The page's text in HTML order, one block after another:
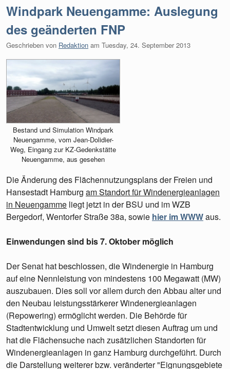
Windpark Neuengamme: Auslegung
des geänderten FNP
Geschrieben von Redaktion am Tuesday, 24. September 2013
Bestand und Simulation Windpark
Neuengamme, vom Jean-Dolidier-
Weg, Eingang zur KZ-Gedenkstätte
Neuengamme, aus gesehen
Die Änderung des Flächennutzungsplans der Freien und
Hansestadt Hamburg am Standort für Windenergieanlagen
in Neuengamme liegt jetzt in der BSU und im WZB
Bergedorf, Wentorfer Straße 38a, sowie hier im WWWaus.
Einwendungen sind bis 7. Oktober möglich
Der Senat hat beschlossen, die Windenergie in Hamburg
auf eine Nennleistung von mindestens 100 Megawatt (MW)
auszubauen. Dies soll vor allem durch den Abbau alter und
den Neubau leistungsstärkerer Windenergieanlagen
(Repowering) ermöglicht werden. Die Behörde für
Stadtentwicklung und Umwelt setzt diesen Auftrag um und
hat die Flächensuche nach zusätzlichen Standorten für
Windenergieanlagen in ganz Hamburg durchgeführt. Durch
die Darstellung weiterer bzw. veränderter "Eignungsgebiete